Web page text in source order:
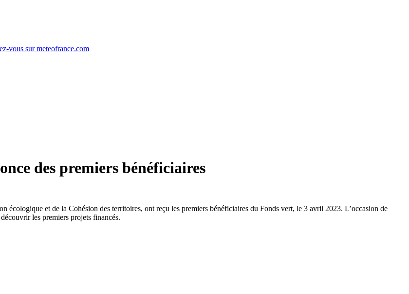
vous sur meteofrance.com
des premiers bénéficiaires
écologique et de la Cohésion des territoires, ont reçu les premiers bénéficiaires du Fonds vert, le 3 avril 2023. L’occasion de
les premiers projets financés.